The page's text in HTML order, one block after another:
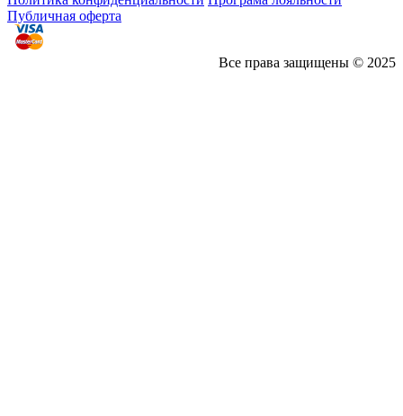
Публичная оферта
Все права защищены © 2025